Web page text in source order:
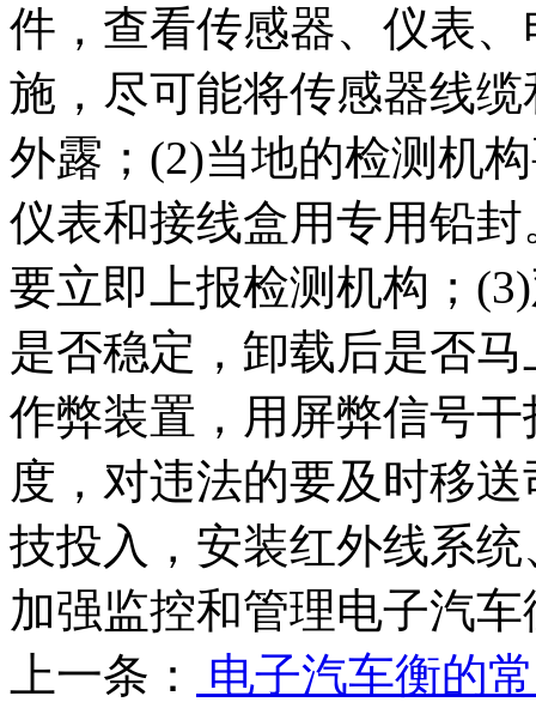
件，查看传感器、仪表
施，尽可能将传感器线
外露；(2)当地的检测机
仪表和接线盒用专用铅
要立即上报检测机构；
是否稳定，卸载后是否
作弊装置，用屏弊信号
度，对违法的要及时移
技投入，安装红外线系
加强监控和管理电子汽车
上一条：
电子汽车衡的